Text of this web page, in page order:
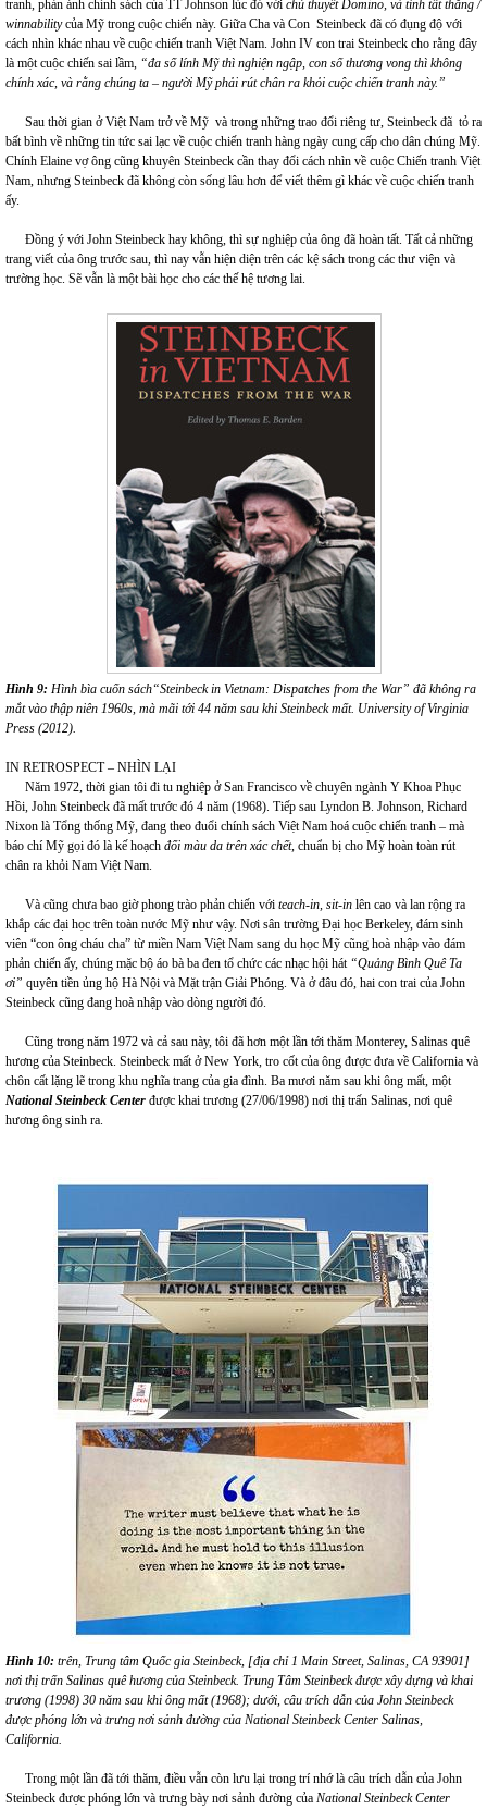
tranh, phản ánh chính sách của TT Johnson lúc đó với chủ thuyết Domino, và tính tất thắng /
winnabilitycủa Mỹ trong cuộc chiến này. Giữa Cha và Con Steinbeck đã có đụng độ với
cách nhìn khác nhau về cuộc chiến tranh Việt Nam. John IV con trai Steinbeck cho rằng đây
là một cuộc chiến sai lầm, “đa số lính Mỹ thì nghiện ngập, con số thương vong thì không
chính xác, và rằng chúng ta – người Mỹ phải rút chân ra khỏi cuộc chiến tranh này.”
Sau thời gian ở Việt Nam trở về Mỹ và trong những trao đổi riêng tư, Steinbeck đã tỏ ra
bất bình về những tin tức sai lạc về cuộc chiến tranh hàng ngày cung cấp cho dân chúng Mỹ.
Chính Elaine vợ ông cũng khuyên Steinbeck cần thay đổi cách nhìn về cuộc Chiến tranh Việt
Nam, nhưng Steinbeck đã không còn sống lâu hơn để viết thêm gì khác về cuộc chiến tranh
ấy.
Đồng ý với John Steinbeck hay không, thì sự nghiệp của ông đã hoàn tất. Tất cả những
trang viết của ông trước sau, thì nay vẫn hiện diện trên các kệ sách trong các thư viện và
trường học. Sẽ vẫn là một bài học cho các thế hệ tương lai.
Hình 9: Hình bìa cuốn sách“Steinbeck in Vietnam: Dispatches from the War” đã không ra
mắt vào thập niên 1960s, mà mãi tới 44 năm sau khi Steinbeck mất. University of Virginia
Press (2012).
IN RETROSPECT – NHÌN LẠI
Năm 1972, thời gian tôi đi tu nghiệp ở San Francisco về chuyên ngành Y Khoa Phục
Hồi, John Steinbeck đã mất trước đó 4 năm (1968). Tiếp sau Lyndon B. Johnson, Richard
Nixon là Tổng thống Mỹ, đang theo đuổi chính sách Việt Nam hoá cuộc chiến tranh – mà
báo chí Mỹ gọi đó là kế hoạch đổi màu da trên xác chết, chuẩn bị cho Mỹ hoàn toàn rút
chân ra khỏi Nam Việt Nam.
Và cũng chưa bao giờ phong trào phản chiến với teach-in, sit-in lên cao và lan rộng ra
khắp các đại học trên toàn nước Mỹ như vậy. Nơi sân trường Đại học Berkeley, đám sinh
viên “con ông cháu cha” từ miền Nam Việt Nam sang du học Mỹ cũng hoà nhập vào đám
phản chiến ấy, chúng mặc bộ áo bà ba đen tổ chức các nhạc hội hát “Quảng Bình Quê Ta
ơi” quyên tiền ủng hộ Hà Nội và Mặt trận Giải Phóng. Và ở đâu đó, hai con trai của John
Steinbeck cũng đang hoà nhập vào dòng người đó.
Cũng trong năm 1972 và cả sau này, tôi đã hơn một lần tới thăm Monterey, Salinas quê
hương của Steinbeck. Steinbeck mất ở New York, tro cốt của ông được đưa về California và
chôn cất lặng lẽ trong khu nghĩa trang của gia đình. Ba mươi năm sau khi ông mất, một
National Steinbeck Center được khai trương (27/06/1998) nơi thị trấn Salinas, nơi quê
hương ông sinh ra.
Hình 10: trên, Trung tâm Quốc gia Steinbeck, [địa chỉ 1 Main Street, Salinas, CA 93901]
nơi thị trấn Salinas quê hương của Steinbeck. Trung Tâm Steinbeck được xây dựng và khai
trương (1998) 30 năm sau khi ông mất (1968); dưới, câu trích dẫn của John Steinbeck
được phóng lớn và trưng nơi sảnh đường của National Steinbeck Center Salinas,
California.
Trong một lần đã tới thăm, điều vẫn còn lưu lại trong trí nhớ là câu trích dẫn của John
Steinbeck được phóng lớn và trưng bày nơi sảnh đường của National Steinbeck Center